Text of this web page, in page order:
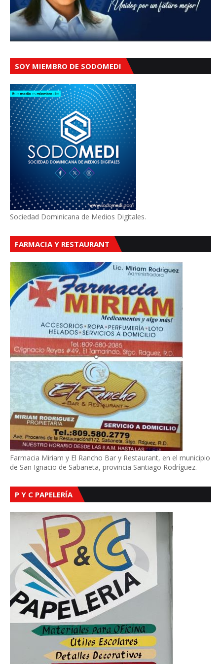
SOY MIEMBRO DE SODOMEDI
Sociedad Dominicana de Medios Digitales.
FARMACIA Y RESTAURANT
Farmacia Miriam y El Rancho Bar y Restaurant, en el municipio
de San Ignacio de Sabaneta, provincia Santiago Rodríguez.
P Y C PAPELERÍA